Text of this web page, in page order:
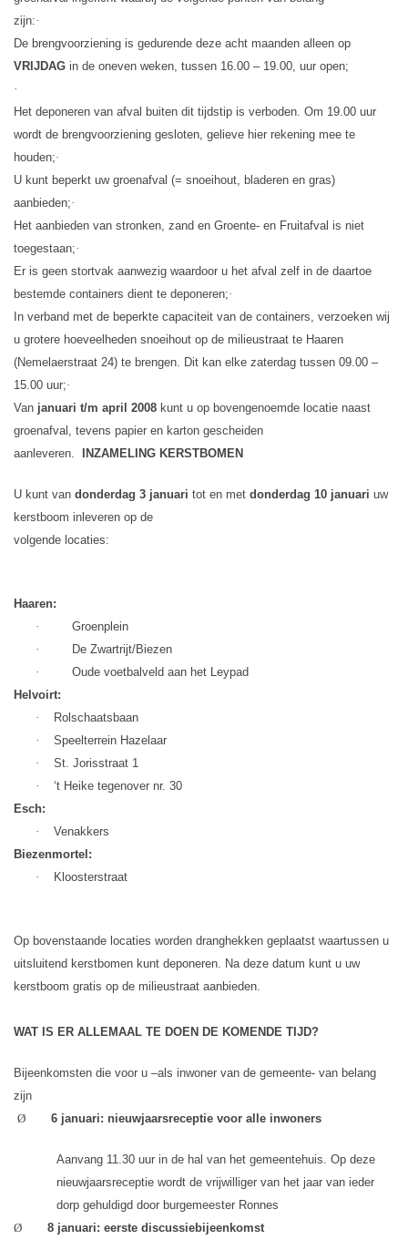
zijn:·
De brengvoorziening is gedurende deze acht maanden alleen op
VRIJDAG in de oneven weken, tussen 16.00 – 19.00, uur open;
·
Het deponeren van afval buiten dit tijdstip is verboden. Om 19.00 uur
wordt de brengvoorziening gesloten, gelieve hier rekening mee te
houden;·
U kunt beperkt uw groenafval (= snoeihout, bladeren en gras)
aanbieden;·
Het aanbieden van stronken, zand en Groente- en Fruitafval is niet
toegestaan;·
Er is geen stortvak aanwezig waardoor u het afval zelf in de daartoe
bestemde containers dient te deponeren;·
In verband met de beperkte capaciteit van de containers, verzoeken wij
u grotere hoeveelheden snoeihout op de milieustraat te Haaren
(Nemelaerstraat 24) te brengen. Dit kan elke zaterdag tussen 09.00 –
15.00 uur;·
Van januari t/m april 2008 kunt u op bovengenoemde locatie naast
groenafval, tevens papier en karton gescheiden
aanleveren.
INZAMELING KERSTBOMEN
U kunt van donderdag 3 januari tot en met donderdag 10 januari uw
kerst­boom inleve­ren op de
vol­gende locaties:
Haaren:
·
Groenplein
·
De Zwartrijt/Biezen
·
Oude voetbalveld aan het Leypad
Helvoirt:
·
Rolschaatsbaan
·
Speelterrein Hazelaar
·
St. Jorisstraat 1
·
‘t Heike tegenover nr. 30
Esch:
·
Venakkers
Biezenmortel:
·
Kloosterstraat
Op bovenstaande locaties worden dranghekken geplaatst waartussen u
uit­sluitend kerstbomen kunt deponeren. Na deze datum kunt u uw
kerstboom gratis op de milieustraat aanbieden.
WAT IS ER ALLEMAAL TE DOEN DE KOMENDE TIJD?
Bijeenkomsten die voor u –als inwoner van de gemeente- van belang
zijn
Ø
6 januari: nieuwjaarsreceptie voor alle inwoners
Aanvang 11.30 uur in de hal van het gemeentehuis. Op deze
nieuwjaarsreceptie wordt de vrijwilliger van het jaar van ieder
dorp gehuldigd door burgemeester Ronnes
Ø
8 januari: eerste discussiebijeenkomst